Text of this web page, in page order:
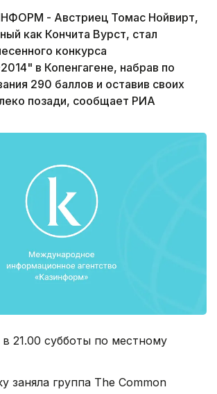
- Австриец Томас Нойвирт,
как Кончита Вурст, стал
конкурса
в Копенгагене, набрав по
290 баллов и оставив своих
позади, сообщает РИА
21.00 субботы по местному
заняла группа The Common